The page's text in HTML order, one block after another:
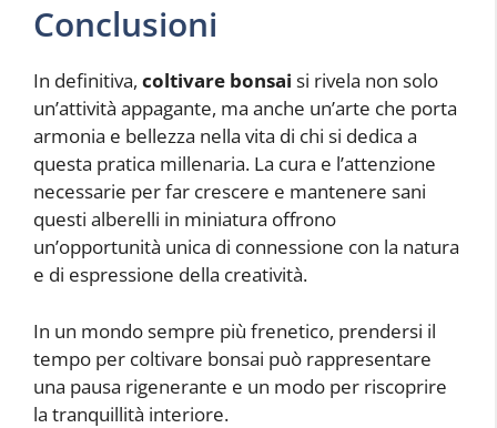
Conclusioni
In definitiva, coltivare bonsai si rivela non solo
un’attività appagante, ma anche un’arte che porta
armonia e bellezza nella vita di chi si dedica a
questa pratica millenaria. La cura e l’attenzione
necessarie per far crescere e mantenere sani
questi alberelli in miniatura offrono
un’opportunità unica di connessione con la natura
e di espressione della creatività.
In un mondo sempre più frenetico, prendersi il
tempo per coltivare bonsai può rappresentare
una pausa rigenerante e un modo per riscoprire
la tranquillità interiore.